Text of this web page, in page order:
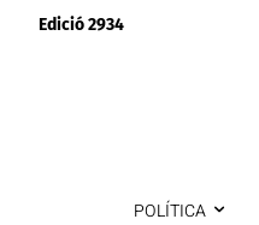
Edició 2934
POLÍTICA